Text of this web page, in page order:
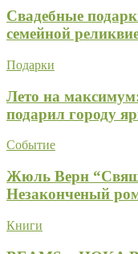
Свадебные
семейной
Подарки
Лето на
подарил городу
Событие
Жюль Верн
Незаконченый
Книги